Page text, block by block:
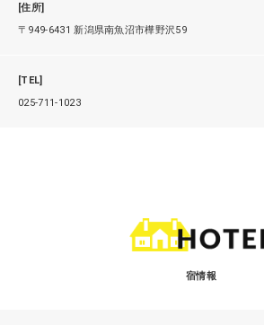
[住所]
〒949-6431 新潟県南魚沼市樺野沢59
[TEL]
025-711-1023
宿情報